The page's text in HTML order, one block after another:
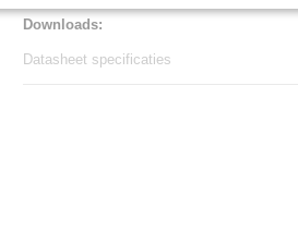
Downloads:
Datasheet specificaties